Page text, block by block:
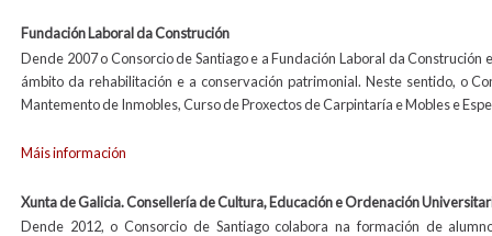
Fundación Laboral da Construción
Dende 2007 o Consorcio de Santiago e a Fundación Laboral da
ámbito da rehabilitación e a conservación patrimonial. Neste sentido, o
Mantemento de Inmobles, Curso de Proxectos de Carpintaría e Mobles e
Máis información
Xunta de Galicia. Consellería de Cultura, Educación e Ordenación
Dende 2012, o Consorcio de Santiago colabora na formación de